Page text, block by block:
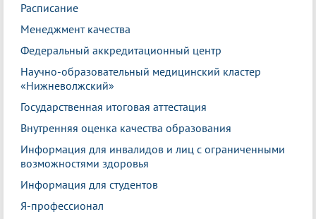
Расписание
Менеджмент качества
Федеральный аккредитационный центр
Научно-образовательный медицинский кластер
«Нижневолжский»
Государственная итоговая аттестация
Внутренняя оценка качества образования
Информация для инвалидов и лиц с ограниченными
возможностями здоровья
Информация для студентов
Я-профессионал